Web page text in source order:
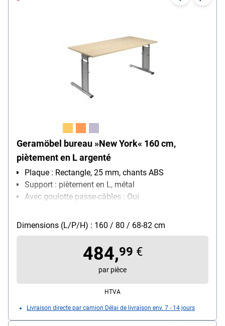
Geramöbel bureau »New York« 160 cm,
piètement en L argenté
Plaque : Rectangle, 25 mm, chants ABS
Support : piètement en L, métal
Avec goulotte passe-câbles : Oui
Réglage de la hauteur : lors du montage
Dimensions (L/P/H) : 160 / 80 / 68-82 cm
484,99 €
par pièce
HTVA
Livraison directe par camion Délai de livraison env. 7 - 14 jours